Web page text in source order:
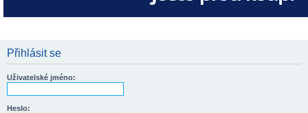
Přihlásit se
Uživatelské jméno:
Heslo: